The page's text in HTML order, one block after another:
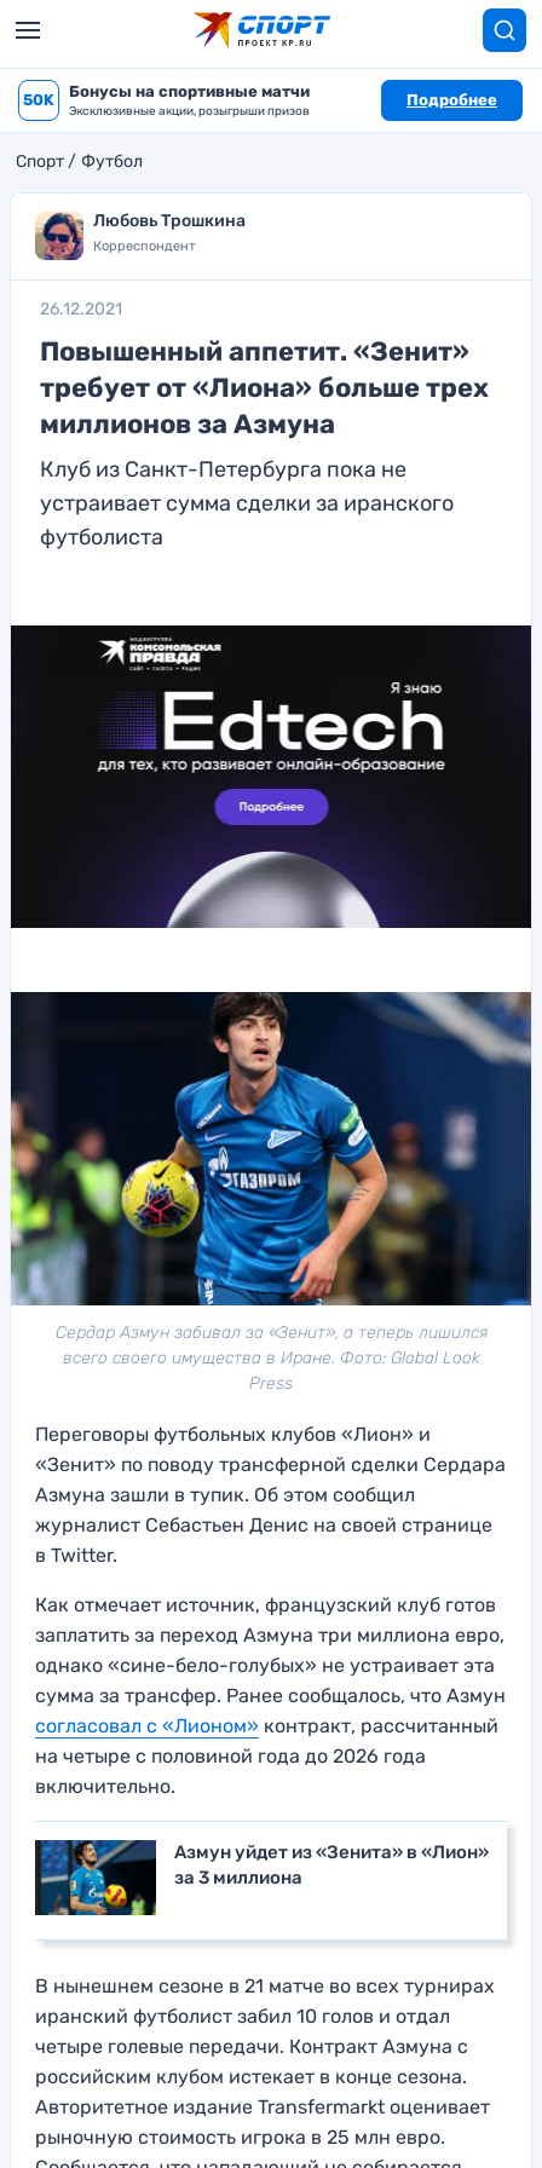
50K Бонусы на спортивные матчи
Эксклюзивные акции, розыгрыши призов
Подробнее
Спорт Футбол
Любовь Трошкина
Корреспондент
26.12.2021
Повышенный аппетит. «Зенит»
требует от «Лиона» больше трех
миллионов за Азмуна
Клуб из Санкт-Петербурга пока не
устраивает сумма сделки за иранского
футболиста
Сердар Азмун забивал за «Зенит», а теперь лишился
всего своего имущества в Иране. Фото: Global Look
Press
Переговоры футбольных клубов «Лион» и
«Зенит» по поводу трансферной сделки Сердара
Азмуна зашли в тупик. Об этом сообщил
журналист Себастьен Денис на своей странице
в Twitter.
Как отмечает источник, французский клуб готов
заплатить за переход Азмуна три миллиона евро,
однако «сине-бело-голубых» не устраивает эта
сумма за трансфер. Ранее сообщалось, что Азмун
согласовал с «Лионом» контракт, рассчитанный
на четыре с половиной года до 2026 года
включительно.
Азмун уйдет из «Зенита» в «Лион»
за 3 миллиона
В нынешнем сезоне в 21 матче во всех турнирах
иранский футболист забил 10 голов и отдал
четыре голевые передачи. Контракт Азмуна с
российским клубом истекает в конце сезона.
Авторитетное издание Transfermarkt оценивает
рыночную стоимость игрока в 25 млн евро.